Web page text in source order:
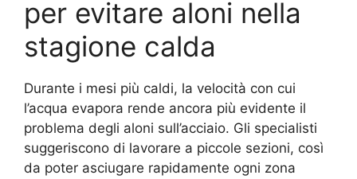
per evitare aloni nella
stagione calda
Durante i mesi più caldi, la velocità con cui
l’acqua evapora rende ancora più evidente il
problema degli aloni sull’acciaio. Gli specialisti
suggeriscono di lavorare a piccole sezioni, così
da poter asciugare rapidamente ogni zona